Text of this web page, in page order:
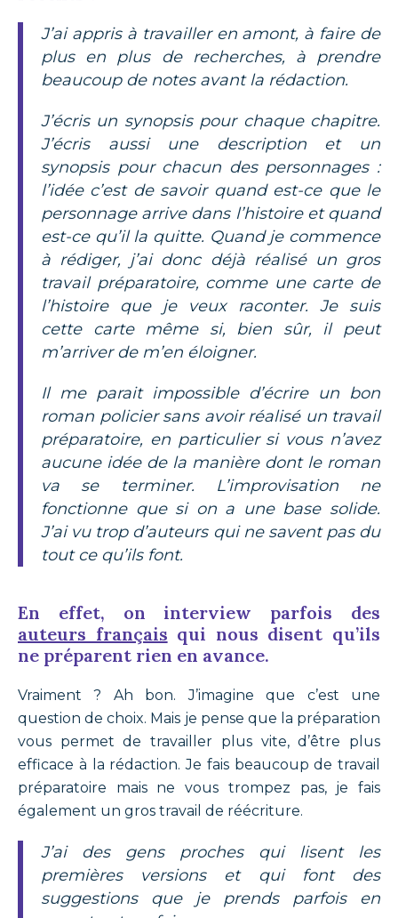
J’ai appris à travailler en amont, à faire de
plus en plus de recherches, à prendre
beaucoup de notes avant la rédaction.
J’écris un synopsis pour chaque chapitre.
J’écris aussi une description et un
synopsis pour chacun des personnages :
l’idée c’est de savoir quand est-ce que le
personnage arrive dans l’histoire et quand
est-ce qu’il la quitte. Quand je commence
à rédiger, j’ai donc déjà réalisé un gros
travail préparatoire, comme une carte de
l’histoire que je veux raconter. Je suis
cette carte même si, bien sûr, il peut
m’arriver de m’en éloigner.
Il me parait impossible d’écrire un bon
roman policier sans avoir réalisé un travail
préparatoire, en particulier si vous n’avez
aucune idée de la manière dont le roman
va se terminer.
L’improvisation ne
fonctionne que si on a une base solide.
J’ai vu trop d’auteurs qui ne savent pas du
tout ce qu’ils font.
En effet, on interview parfois des
auteurs français qui nous disent qu’ils
ne préparent rien en avance.
Vraiment ? Ah bon. J’imagine que c’est une
question de choix. Mais je pense que la préparation
vous permet de travailler plus vite, d’être plus
efficace à la rédaction. Je fais beaucoup de travail
préparatoire mais ne vous trompez pas, je fais
également un gros travail de réécriture.
J’ai des gens proches qui lisent les
premières versions et qui font des
suggestions que je prends parfois en